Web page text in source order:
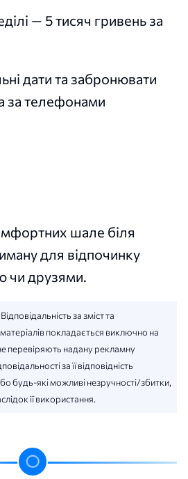
— 5 тисяч гривень за
дати та забронювати
за телефонами
шале біля
для відпочинку
чи друзями.
Відповідальність за зміст та
покладається виключно на
перевіряють надану рекламну
за її відповідність
будь-які можливі незручності/збитки,
її використання.